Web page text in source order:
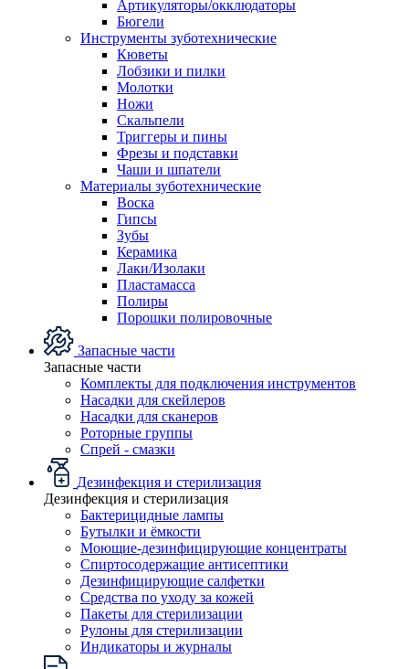
Артикуляторы/окклюдаторы
Бюгели
Инструменты зуботехнические
Кюветы
Лобзики и пилки
Молотки
Ножи
Скальпели
Триггеры и пины
Фрезы и подставки
Чаши и шпатели
Материалы зуботехнические
Воска
Гипсы
Зубы
Керамика
Лаки/Изолаки
Пластамасса
Полиры
Порошки полировочные
Запасные части
Запасные части
Комплекты для подключения инструментов
Насадки для скейлеров
Насадки для сканеров
Роторные группы
Спрей - смазки
Дезинфекция и стерилизация
Дезинфекция и стерилизация
Бактерицидные лампы
Бутылки и ёмкости
Моющие-дезинфицирующие концентраты
Спиртосодержащие антисептики
Дезинфицирующие салфетки
Средства по уходу за кожей
Пакеты для стерилизации
Рулоны для стерилизации
Индикаторы и журналы